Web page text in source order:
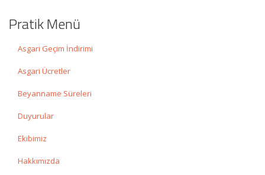
Pratik Menü
Asgari Geçim İndirimi
Asgari Ücretler
Beyanname Süreleri
Duyurular
Ekibimiz
Hakkımızda